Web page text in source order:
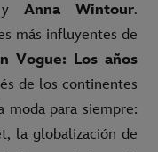
y Anna Wintour.
más influyentes de
Vogue: Los años
de los continentes
moda para siempre:
la globalización de